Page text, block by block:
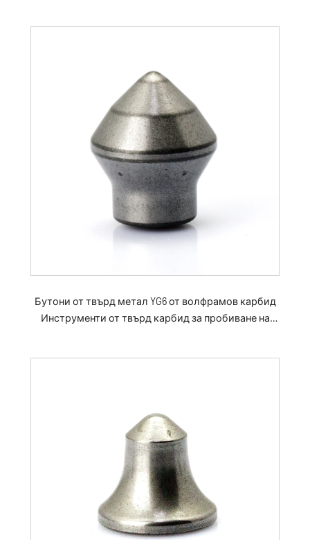
Бутони от твърд метал YG6 от волфрамов карбид
Инструменти от твърд карбид за пробиване на